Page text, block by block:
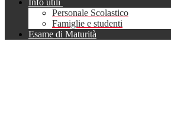
Info utili
Personale Scolastico
Famiglie e studenti
Esame di Maturità